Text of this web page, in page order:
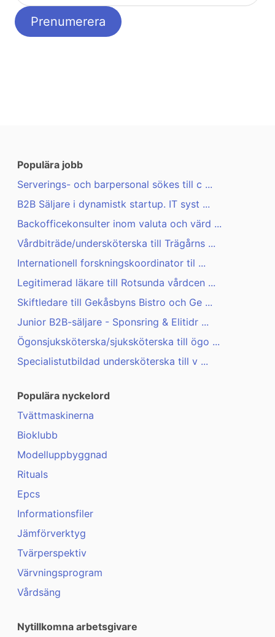
Populära jobb
Serverings- och barpersonal sökes till c ...
B2B Säljare i dynamistk startup. IT syst ...
Backofficekonsulter inom valuta och värd ...
Vårdbiträde/undersköterska till Trägårns ...
Internationell forskningskoordinator til ...
Legitimerad läkare till Rotsunda vårdcen ...
Skiftledare till Gekåsbyns Bistro och Ge ...
Junior B2B-säljare - Sponsring & Elitidr ...
Ögonsjuksköterska/sjuksköterska till ögo ...
Specialistutbildad undersköterska till v ...
Populära nyckelord
Tvättmaskinerna
Bioklubb
Modelluppbyggnad
Rituals
Epcs
Informationsfiler
Jämförverktyg
Tvärperspektiv
Värvningsprogram
Vårdsäng
Nytillkomna arbetsgivare